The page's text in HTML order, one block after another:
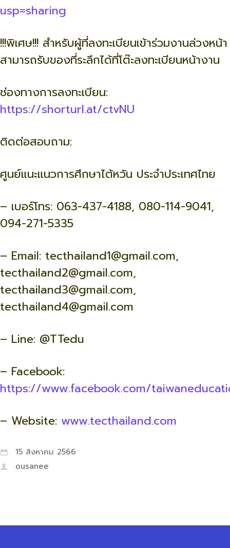
usp=sharing
!!!พิเศษ!!! สำหรับผู้ที่ลงทะเบียนเข้าร่วมงานล่วงหน้า
สามารถรับของที่ระลึกได้ที่โต๊ะลงทะเบียนหน้างาน
ช่องทางการลงทะเบียน:
https://shorturl.at/ctvNU
ติดต่อสอบถาม:
ศูนย์แนะแนวการศึกษาไต้หวัน ประจำประเทศไทย
– เบอร์โทร: 063-437-4188, 080-114-9041,
094-271-5335
– Email: tecthailand1@gmail.com,
tecthailand2@gmail.com,
tecthailand3@gmail.com,
tecthailand4@gmail.com
– Line: @TTedu
– Facebook:
https://www.facebook.com/
– Website: www.tecthailand.com
15 สิงหาคม 2566
ousanee